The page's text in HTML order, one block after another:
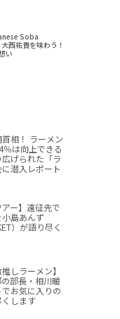
Soba
西祐貴を味わう！
い
相！ ラーメン
は向上できる
げられた「ラ
潜入レポート
アー】遠征先で
島あんず
）が語り尽く
しラーメン】
部長・相川暖
お気に入りの
くします